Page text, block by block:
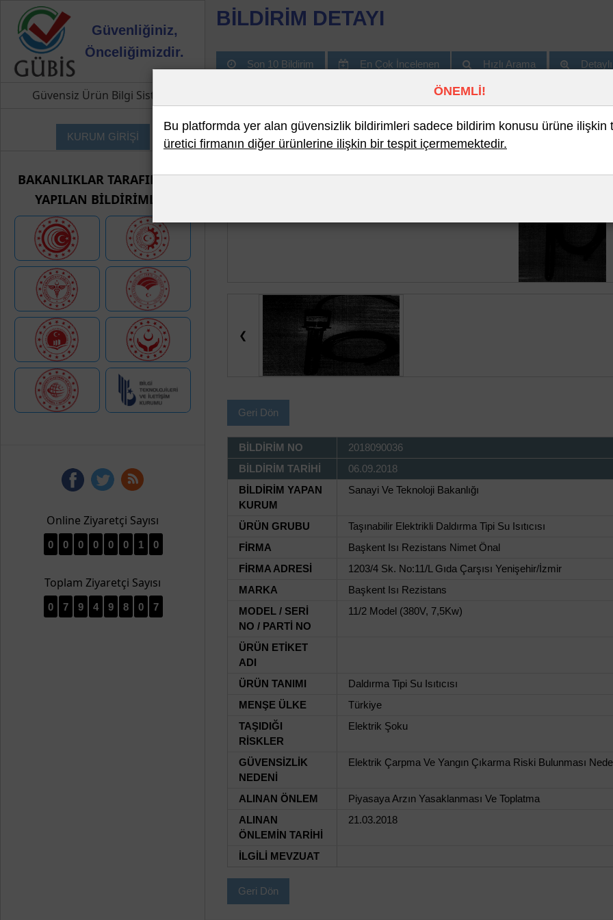
Güvenliğiniz,
Önceliğimizdir.
Güvensiz Ürün Bilgi Sistemi
KURUM GİRİŞİ
BAKANLIKLAR TARAFINDAN
YAPILAN BİLDİRİMLER
Online Ziyaretçi Sayısı
0 0 0 0 0 0 1 0
Toplam Ziyaretçi Sayısı
0 7 9 4 9 8 0 7
BİLDİRİM DETAYI
Son 10 Bildirim En Çok İncelenen Hızlı Arama
❮
Geri Dön
BİLDİRİM NO
2018090036
BİLDİRİM TARİHİ
06.09.2018
BİLDİRİM YAPAN
KURUM
Sanayi Ve Teknoloji Bakanlığı
ÜRÜN GRUBU
Taşınabilir Elektrikli Daldırma Tipi Su Isıtıcısı
FİRMA
Başkent Isı Rezistans Nimet Önal
FİRMA ADRESİ
1203/4 Sk. No:11/L Gıda Çarşısı Yenişehir/İzmir
MARKA
Başkent Isı Rezistans
MODEL / SERİ
NO / PARTİ NO
11/2 Model (380V, 7,5Kw)
ÜRÜN ETİKET
ADI
ÜRÜN TANIMI
Daldırma Tipi Su Isıtıcısı
MENŞE ÜLKE
Türkiye
TAŞIDIĞI
RİSKLER
Elektrik Şoku
GÜVENSİZLİK
NEDENİ
Elektrik Çarpma Ve Yangın Çıkarma Riski Bulunması
ALINAN ÖNLEM
Piyasaya Arzın Yasaklanması Ve Toplatma
ALINAN
ÖNLEMİN TARİHİ
21.03.2018
İLGİLİ MEVZUAT
Geri Dön
ÖNEMLİ!
Bu platformda yer alan güvensizlik bildirimleri sadece bildirim konusu ürüne ilişkin
üretici firmanın diğer ürünlerine ilişkin bir tespit içermemektedir.